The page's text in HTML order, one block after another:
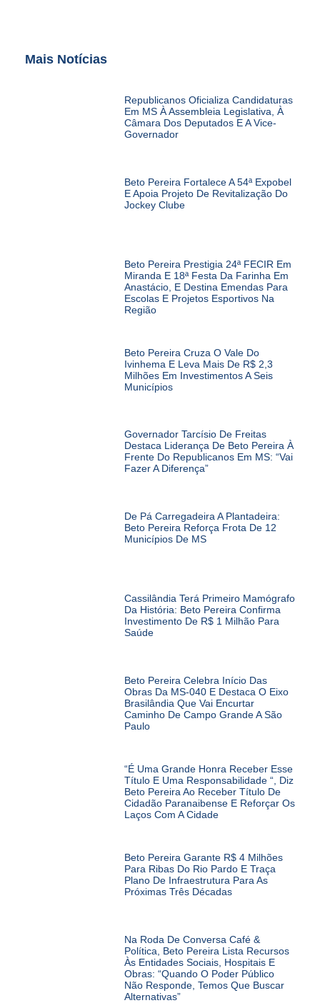
Mais Notícias
Republicanos Oficializa Candidaturas
Em MS À Assembleia Legislativa, À
Câmara Dos Deputados E A Vice-
Governador
Beto Pereira Fortalece A 54ª Expobel
E Apoia Projeto De Revitalização Do
Jockey Clube
Beto Pereira Prestigia 24ª FECIR Em
Miranda E 18ª Festa Da Farinha Em
Anastácio, E Destina Emendas Para
Escolas E Projetos Esportivos Na
Região
Beto Pereira Cruza O Vale Do
Ivinhema E Leva Mais De R$ 2,3
Milhões Em Investimentos A Seis
Municípios
Governador Tarcísio De Freitas
Destaca Liderança De Beto Pereira À
Frente Do Republicanos Em MS: “Vai
Fazer A Diferença”
De Pá Carregadeira A Plantadeira:
Beto Pereira Reforça Frota De 12
Municípios De MS
Cassilândia Terá Primeiro Mamógrafo
Da História: Beto Pereira Confirma
Investimento De R$ 1 Milhão Para
Saúde
Beto Pereira Celebra Início Das
Obras Da MS-040 E Destaca O Eixo
Brasilândia Que Vai Encurtar
Caminho De Campo Grande A São
Paulo
“É Uma Grande Honra Receber Esse
Título E Uma Responsabilidade “, Diz
Beto Pereira Ao Receber Título De
Cidadão Paranaibense E Reforçar Os
Laços Com A Cidade
Beto Pereira Garante R$ 4 Milhões
Para Ribas Do Rio Pardo E Traça
Plano De Infraestrutura Para As
Próximas Três Décadas
Na Roda De Conversa Café &
Política, Beto Pereira Lista Recursos
Às Entidades Sociais, Hospitais E
Obras: “Quando O Poder Público
Não Responde, Temos Que Buscar
Alternativas”